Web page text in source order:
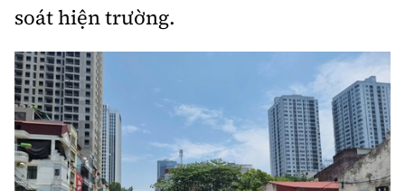
Thế giới xây dựng
Lối sống
Ẩm thực
Khám phá
Camera giao thông
Câu chuyện giao thông
Giải trí - Thể thao
Cơ quan chủ quản: Bộ Xây dựng
Giấy phép số: 03/GP-BVHTTDL, cấp ngày 1/4/2025.
Tòa soạn: Số 2 Nguyễn Công Hoan, phường Giảng Võ,
soát hiện trường.